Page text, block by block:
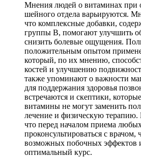
Мнения людей о витаминах при
шейного отдела варьируются.
что комплексные добавки,
группы B, помогают улучшить
снизить болевые ощущения.
положительным опытом
который, по их мнению,
костей и улучшению
также упоминают о важности
для поддержания здоровья
встречаются и скептики,
витамины не могут заменить
лечение и физическую
что перед началом приема
проконсультироваться с врачом,
возможных побочных эффектов
оптимальный курс.